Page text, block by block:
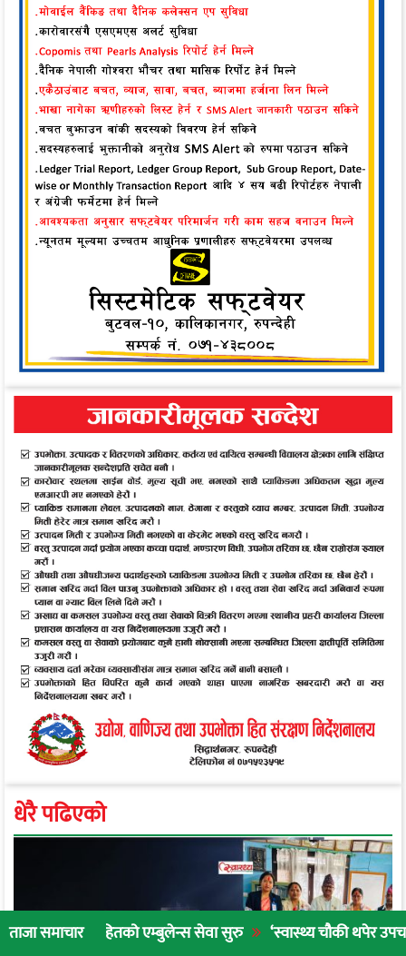
ताजा समाचार
एम्बुलेन्स सेवा सुरु ‘स्वास्थ्य चौकी थपेर उपचार गर्नुभन्दा
धेरै पढिएको